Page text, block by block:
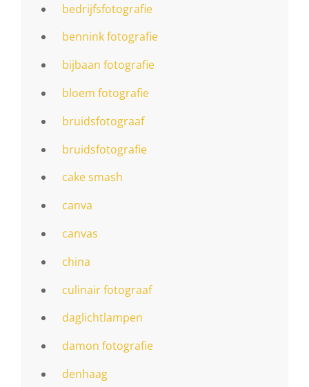
bedrijfsfotografie
bennink fotografie
bijbaan fotografie
bloem fotografie
bruidsfotograaf
bruidsfotografie
cake smash
canva
canvas
china
culinair fotograaf
daglichtlampen
damon fotografie
denhaag